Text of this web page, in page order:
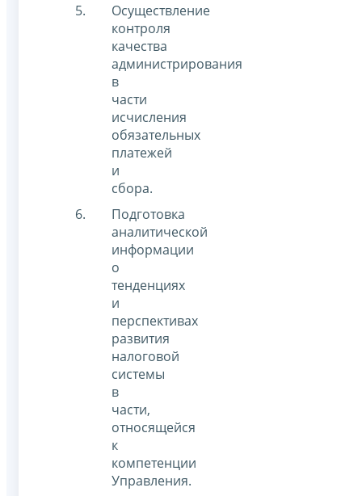
Осуществление
контроля
качества
администрирования
в
части
исчисления
обязательных
платежей
и
сбора.
Подготовка
аналитической
информации
о
тенденциях
и
перспективах
развития
налоговой
системы
в
части,
относящейся
к
компетенции
Управления.